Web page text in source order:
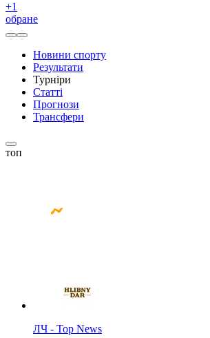
+1
обране
Новини спорту
Результати
Турніри
Статті
Прогнози
Трансфери
топ
ЛЧ - Top News